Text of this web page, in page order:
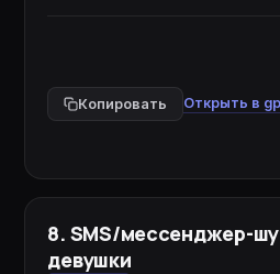
Копировать Открыть в
8. SMS/мессенджер-
девушки